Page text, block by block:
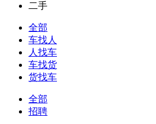
二手
全部
车找人
人找车
车找货
货找车
全部
招聘